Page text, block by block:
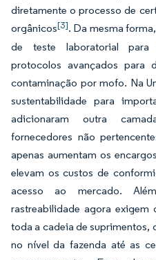
diretamente o processo de
orgânicos[3]. Da mesma
de teste laboratorial para
protocolos avançados para
contaminação por mofo. Na
sustentabilidade para
adicionaram outra
fornecedores não
apenas aumentam os
elevam os custos de
acesso ao mercado.
rastreabilidade agora exigem
toda a cadeia de suprimentos,
no nível da fazenda até as